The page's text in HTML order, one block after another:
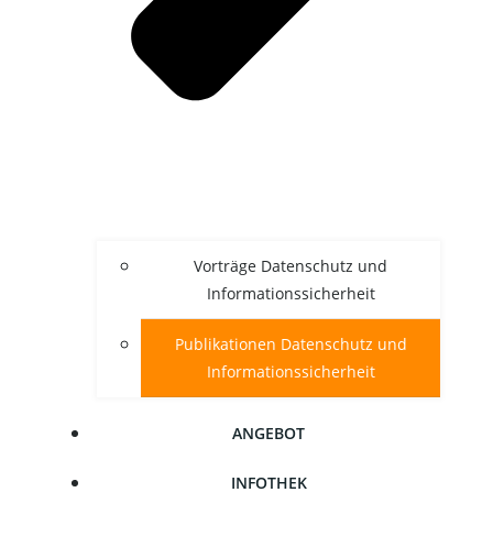
Vor­trä­ge Daten­schutz und
Informationssicherheit
Publi­ka­tio­nen Daten­schutz und
Informationssicherheit
ANGE­BOT
INFO­THEK